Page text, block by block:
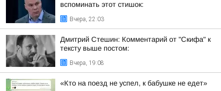
вспоминать этот стишок:
Вчера, 22:03
Дмитрий Стешин: Комментарий от "Скифа" к
тексту выше постом:
Вчера, 19:08
«Кто на поезд не успел, к бабушке не едет»